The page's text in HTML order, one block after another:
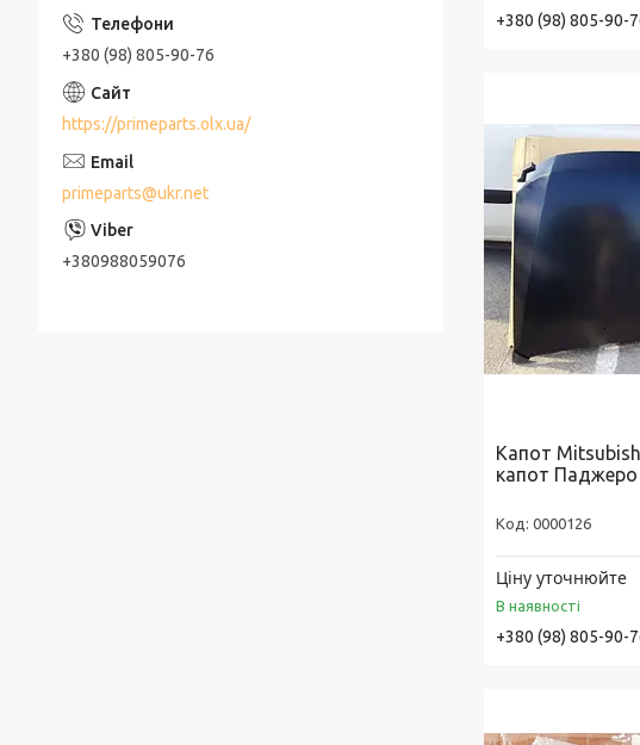
+380 (98) 805-90-
Капот
капот Паджеро
0000126
Ціну уточнюйте
В наявності
+380 (98) 805-90-
+380 (98) 805-90-76
https://primeparts.olx.ua/
primeparts@ukr.net
+380988059076